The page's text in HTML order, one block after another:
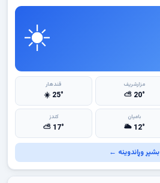
☀️
مزارشریف
20° ⛅
قندهار
25° ☀️
بامیان
12° 🌥
کندز
17° ⛅
بشپړ وړاندوینه ←